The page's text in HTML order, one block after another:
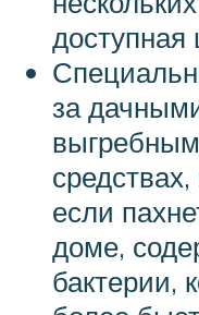
доступная
за
если
доме,
бактерии,